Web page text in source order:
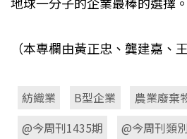
地球一分子的企業最棒的選擇。
（本專欄由黃正忠、龔建嘉、
紡織業 B型企業 農業廢棄
@今周刊1435期
@今周刊類